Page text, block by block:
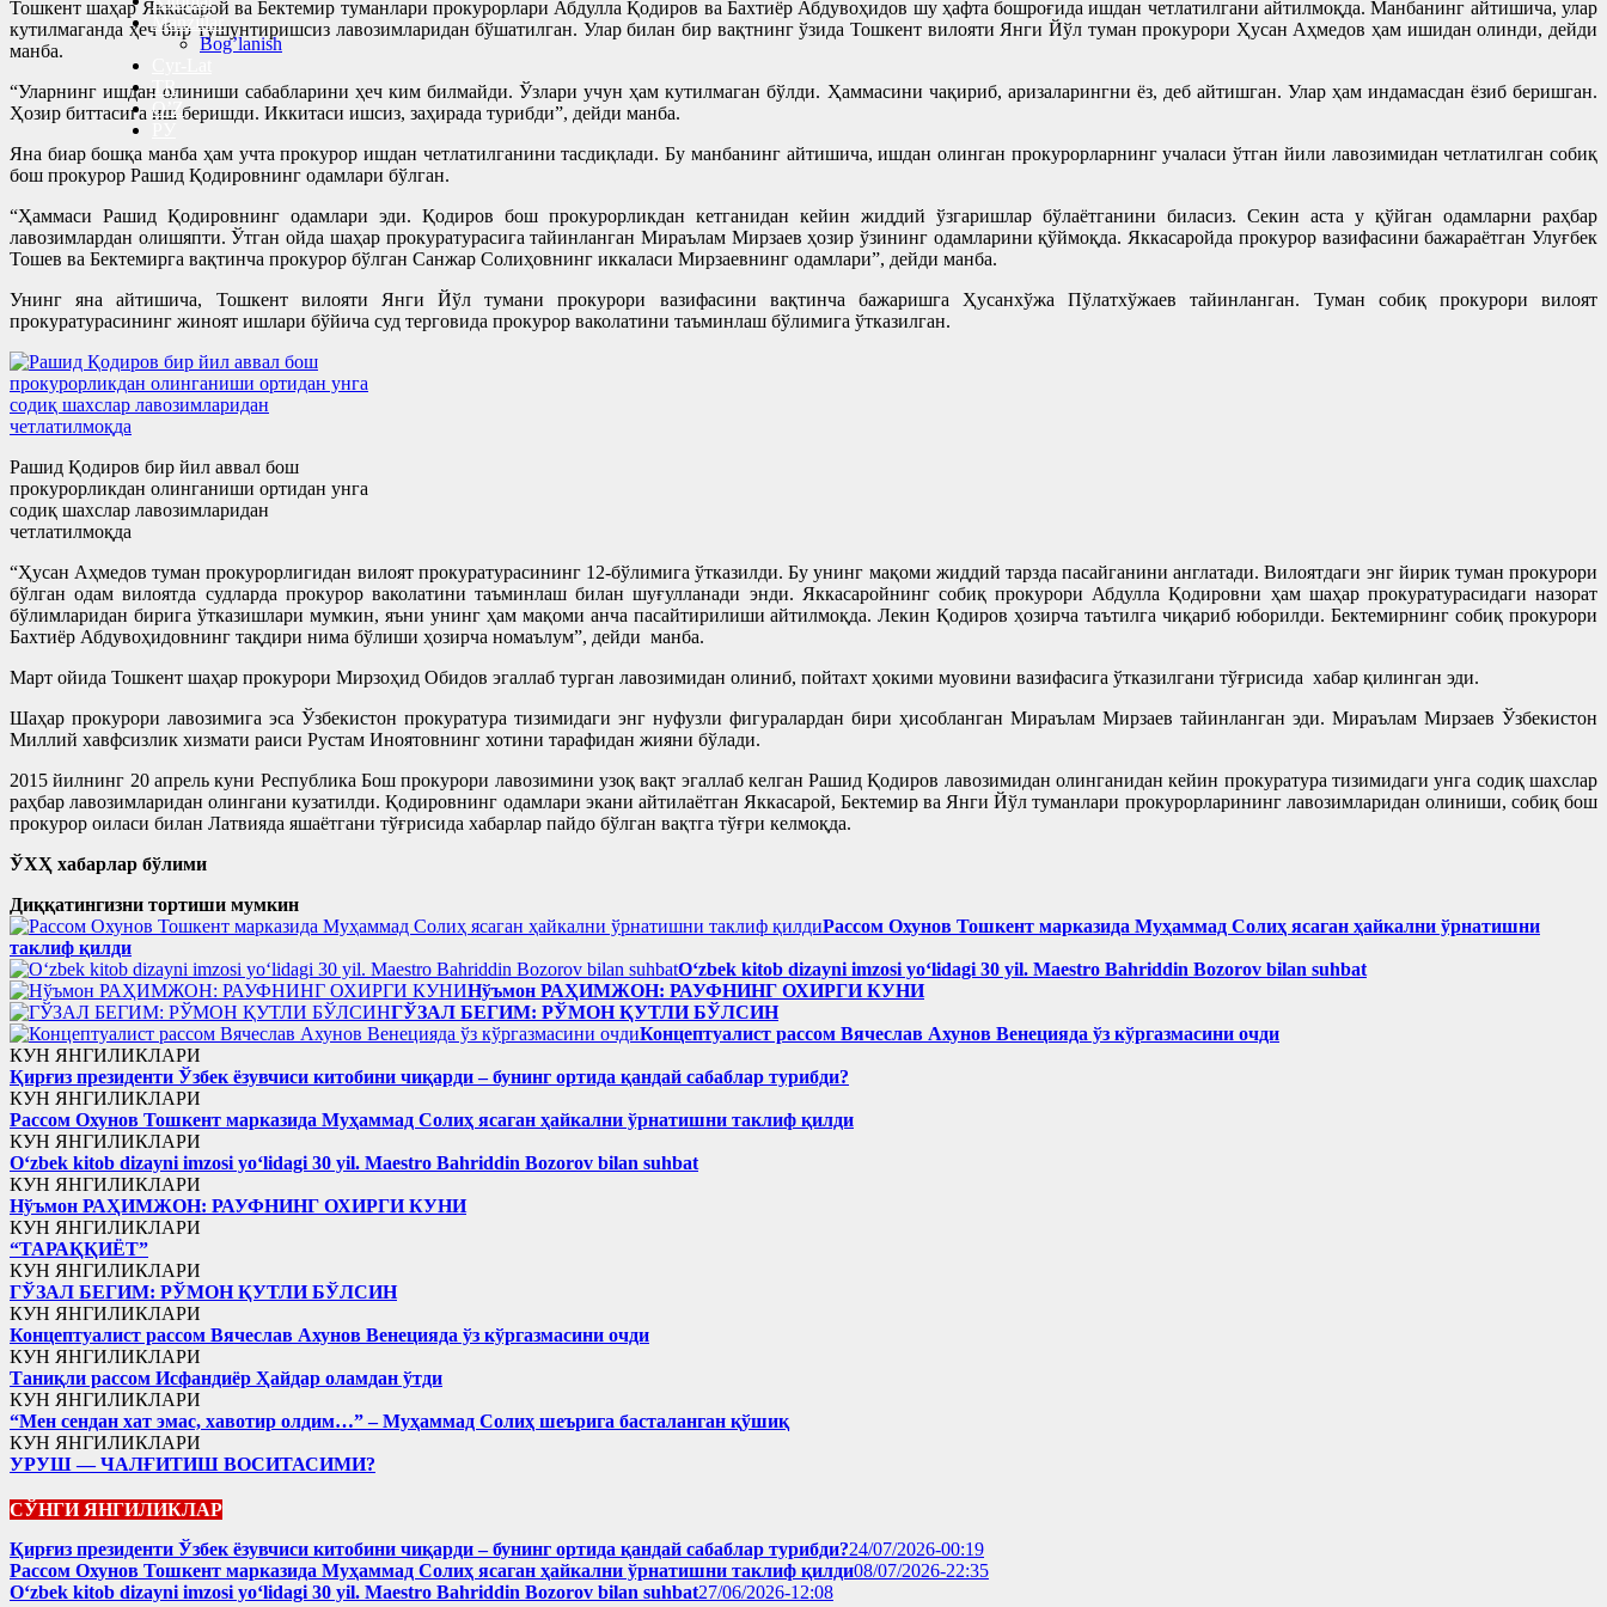
Manzillar
Bog’lanish
TR
O’Z
Тошкент шаҳар Яккасарой ва Бектемир туманлари прокурорлари Абдулла Қодиров ва Бахтиёр Абдувоҳидов шу ҳафта бошроғида ишдан четлатилгани айтилмоқда. Манбанинг айтишича, улар
кутилмаганда ҳеч бир тушунтиришсиз лавозимларидан бўшатилган. Улар билан бир вақтнинг ўзида Тошкент вилояти Янги Йўл туман прокурори Ҳусан Аҳмедов ҳам ишидан олинди, дейди
манба.
“Уларнинг ишдан олиниши сабабларини ҳеч ким билмайди. Ўзлари учун ҳам кутилмаган бўлди. Ҳаммасини чақириб, аризаларингни ёз, деб айтишган. Улар ҳам индамасдан ёзиб беришган.
Ҳозир биттасига иш беришди. Иккитаси ишсиз, заҳирада турибди”, дейди манба.
Яна биар бошқа манба ҳам учта прокурор ишдан четлатилганини тасдиқлади. Бу манбанинг айтишича, ишдан олинган прокурорларнинг учаласи ўтган йили лавозимидан четлатилган собиқ
бош прокурор Рашид Қодировнинг одамлари бўлган.
“Ҳаммаси Рашид Қодировнинг одамлари эди. Қодиров бош прокурорликдан кетганидан кейин жиддий ўзгаришлар бўлаётганини биласиз. Секин аста у қўйган одамларни раҳбар
лавозимлардан олишяпти. Ўтган ойда шаҳар прокуратурасига тайинланган Мираълам Мирзаев ҳозир ўзининг одамларини қўймоқда. Яккасаройда прокурор вазифасини бажараётган Улуғбек
Тошев ва Бектемирга вақтинча прокурор бўлган Санжар Солиҳовнинг иккаласи Мирзаевнинг одамлари”, дейди манба.
Унинг яна айтишича, Тошкент вилояти Янги Йўл тумани прокурори вазифасини вақтинча бажаришга Ҳусанхўжа Пўлатхўжаев тайинланган. Туман собиқ прокурори вилоят
прокуратурасининг жиноят ишлари бўйича суд терговида прокурор ваколатини таъминлаш бўлимига ўтказилган.
Рашид Қодиров бир йил аввал бош
прокурорликдан олинганиши ортидан унга
содиқ шахслар лавозимларидан
четлатилмоқда
“Ҳусан Аҳмедов туман прокурорлигидан вилоят прокуратурасининг 12-бўлимига ўтказилди. Бу унинг мақоми жиддий тарзда пасайганини англатади. Вилоятдаги энг йирик туман прокурори
бўлган одам вилоятда судларда прокурор ваколатини таъминлаш билан шуғулланади энди. Яккасаройнинг собиқ прокурори Абдулла Қодировни ҳам шаҳар прокуратурасидаги назорат
бўлимларидан бирига ўтказишлари мумкин, яъни унинг ҳам мақоми анча пасайтирилиши айтилмоқда. Лекин Қодиров ҳозирча таътилга чиқариб юборилди. Бектемирнинг собиқ прокурори
Бахтиёр Абдувоҳидовнинг тақдири нима бўлиши ҳозирча номаълум”, дейди манба.
Март ойида Тошкент шаҳар прокурори Мирзоҳид Обидов эгаллаб турган лавозимидан олиниб, пойтахт ҳокими муовини вазифасига ўтказилгани тўғрисида хабар қилинган эди.
Шаҳар прокурори лавозимига эса Ўзбекистон прокуратура тизимидаги энг нуфузли фигуралардан бири ҳисобланган Мираълам Мирзаев тайинланган эди. Мираълам Мирзаев Ўзбекистон
Миллий хавфсизлик хизмати раиси Рустам Иноятовнинг хотини тарафидан жияни бўлади.
2015 йилнинг 20 апрель куни Республика Бош прокурори лавозимини узоқ вақт эгаллаб келган Рашид Қодиров лавозимидан олинганидан кейин прокуратура тизимидаги унга содиқ шахслар
раҳбар лавозимларидан олингани кузатилди. Қодировнинг одамлари экани айтилаётган Яккасарой, Бектемир ва Янги Йўл туманлари прокурорларининг лавозимларидан олиниши, собиқ бош
прокурор оиласи билан Латвияда яшаётгани тўғрисида хабарлар пайдо бўлган вақтга тўғри келмоқда.
ЎХҲ хабарлар бўлими
Диққатингизни тортиши мумкин
Рассом Охунов Тошкент марказида Муҳаммад Солиҳ яcаган ҳайкални ўрнатишни
таклиф қилди
Oʻzbek kitob dizayni imzosi yoʻlidagi 30 yil. Maestro Bahriddin Bozorov bilan suhbat
Нўъмон РАҲИМЖОН: РАУФНИНГ ОХИРГИ КУНИ
ГЎЗАЛ БЕГИМ: РЎМОН ҚУТЛИ БЎЛСИН
Концептуалист рассом Вячеслав Ахунов Венецияда ўз кўргазмасини очди
КУН ЯНГИЛИКЛАРИ
Қирғиз президенти Ўзбек ёзувчиси китобини чиқарди – бунинг ортида қандай сабаблар турибди?
КУН ЯНГИЛИКЛАРИ
Рассом Охунов Тошкент марказида Муҳаммад Солиҳ яcаган ҳайкални ўрнатишни таклиф қилди
КУН ЯНГИЛИКЛАРИ
Oʻzbek kitob dizayni imzosi yoʻlidagi 30 yil. Maestro Bahriddin Bozorov bilan suhbat
КУН ЯНГИЛИКЛАРИ
Нўъмон РАҲИМЖОН: РАУФНИНГ ОХИРГИ КУНИ
КУН ЯНГИЛИКЛАРИ
“ТАРАҚҚИЁТ”
КУН ЯНГИЛИКЛАРИ
ГЎЗАЛ БЕГИМ: РЎМОН ҚУТЛИ БЎЛСИН
КУН ЯНГИЛИКЛАРИ
Концептуалист рассом Вячеслав Ахунов Венецияда ўз кўргазмасини очди
КУН ЯНГИЛИКЛАРИ
Таниқли рассом Исфандиёр Ҳайдар оламдан ўтди
КУН ЯНГИЛИКЛАРИ
“Мен сендан хат эмас, хавотир олдим…” – Муҳаммад Солиҳ шеърига басталанган қўшиқ
КУН ЯНГИЛИКЛАРИ
УРУШ — ЧАЛҒИТИШ ВОСИТАСИМИ?
СЎНГИ ЯНГИЛИКЛАР
Қирғиз президенти Ўзбек ёзувчиси китобини чиқарди – бунинг ортида қандай сабаблар турибди?24/07/2026-00:19
Рассом Охунов Тошкент марказида Муҳаммад Солиҳ яcаган ҳайкални ўрнатишни таклиф қилди08/07/2026-22:35
Oʻzbek kitob dizayni imzosi yoʻlidagi 30 yil. Maestro Bahriddin Bozorov bilan suhbat27/06/2026-12:08